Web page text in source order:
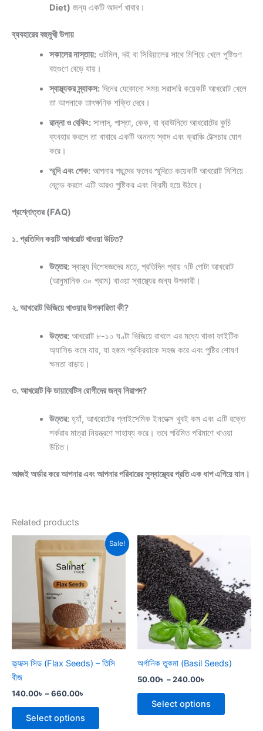
Diet) জন্য একটি আদর্শ খাবার।
ব্যবহারের বহুমুখী উপায়
সকালের নাস্তায়:ওটমিল, দই বা সিরিয়ালের সাথে মিশিয়ে খেলে পুষ্টিগুণ
বহুগুণে বেড়ে যায়।
স্বাস্থ্যকর স্ন্যাকস:দিনের যেকোনো সময় সরাসরি কয়েকটি আখরোট খেলে
তা আপনাকে তাৎক্ষণিক শক্তি দেবে।
রান্না ও বেকিং:সালাদ, পাস্তা, কেক, বা ব্রাউনিতে আখরোটের কুচি
ব্যবহার করলে তা খাবারে একটি অনন্য স্বাদ এবং ক্রাঞ্চি টেক্সচার যোগ
করে।
স্মুদি এবং শেক:আপনার পছন্দের ফলের স্মুদিতে কয়েকটি আখরোট মিশিয়ে
ব্লেন্ড করলে এটি আরও পুষ্টিকর এবং ক্রিমী হয়ে উঠবে।
প্রশ্নোত্তর (FAQ)
১. প্রতিদিন কয়টি আখরোট খাওয়া উচিত?
উত্তর:স্বাস্থ্য বিশেষজ্ঞদের মতে, প্রতিদিন প্রায় ৭টি গোটা আখরোট
(আনুমানিক ৩০ গ্রাম) খাওয়া স্বাস্থ্যের জন্য উপকারী।
২. আখরোট ভিজিয়ে খাওয়ার উপকারিতা কী?
উত্তর:আখরোট ৮-১০ ঘণ্টা ভিজিয়ে রাখলে এর মধ্যে থাকা ফাইটিক
অ্যাসিড কমে যায়, যা হজম প্রক্রিয়াকে সহজ করে এবং পুষ্টির শোষণ
ক্ষমতা বাড়ায়।
৩. আখরোট কি ডায়াবেটিস রোগীদের জন্য নিরাপদ?
উত্তর:হ্যাঁ, আখরোটের গ্লাইসেমিক ইনডেক্স খুবই কম এবং এটি রক্তে
শর্করার মাত্রা নিয়ন্ত্রণে সাহায্য করে। তবে পরিমিত পরিমাণে খাওয়া
উচিত।
আজই অর্ডার করে আপনার এবং আপনার পরিবারের সুস্বাস্থ্যের প্রতি এক ধাপ এগিয়ে যান।
Related products
Sale!
ফ্ল্যাক্স সিড (Flax Seeds) – তিসি
বীজ
140.00৳ –660.00৳
Price
range:
140.00৳
through
660.00৳
Select options
This
product
has
multiple
variants.
The
options
may
chosen
product
page
অর্গানিক তুকমা (Basil Seeds)
50.00৳ –240.00৳
range:
50.00৳
through
240.00৳
Select options
multiple
variants.
The
options
may
chosen
the
product